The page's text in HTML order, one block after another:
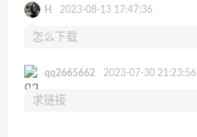
H 2023-08-13 17:47:36
怎么下载
qq2665662 2023-07-30 21:23:56
求链接